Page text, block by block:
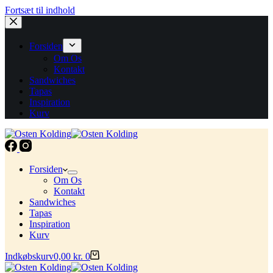
Fortsæt til indhold
Forsiden
Om Os
Kontakt
Sandwiches
Tapas
Inspiration
Kurv
Forsiden
Om Os
Kontakt
Sandwiches
Tapas
Inspiration
Kurv
Indkøbskurv0,00 kr. 0